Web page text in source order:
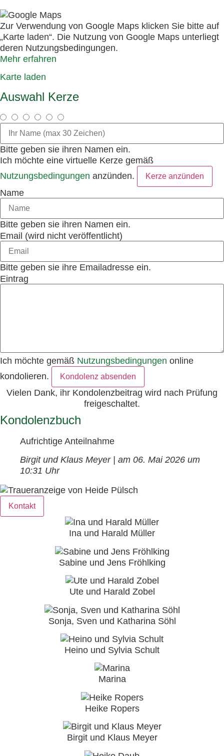
Zur Verwendung von Google Maps klicken Sie bitte auf
„Karte laden“. Die Nutzung von Google Maps unterliegt
deren Nutzungsbedingungen.
Mehr erfahren
Karte laden
Auswahl Kerze
Bitte geben sie ihren Namen ein.
Ich möchte eine virtuelle Kerze gemäß
Nutzungsbedingungen anzünden. Kerze anzünden
Name
Bitte geben sie ihren Namen ein.
Email (wird nicht veröffentlicht)
Bitte geben sie ihre Emailadresse ein.
Eintrag
Ich möchte gemäß Nutzungsbedingungen online
kondolieren.
Kondolenz absenden
Vielen Dank, ihr Kondolenzbeitrag wird nach Prüfung
freigeschaltet.
Kondolenzbuch
Aufrichtige Anteilnahme
Birgit und Klaus Meyer | am 06. Mai 2026 um
10:31 Uhr
Kontakt
Ina und Harald Müller
Sabine und Jens Fröhlking
Ute und Harald Zobel
Sonja, Sven und Katharina Söhl
Heino und Sylvia Schult
Marina
Heike Ropers
Birgit und Klaus Meyer